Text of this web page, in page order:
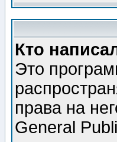
Кто
Это
права на
General